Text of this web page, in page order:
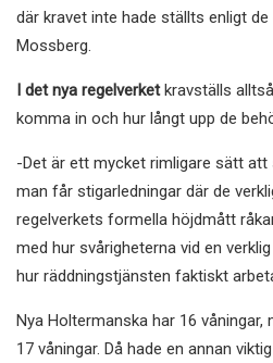
där kravet inte hade ställts enligt
Mossberg.
I det nya regelverketkravställs
komma in och hur långt upp de
-Det är ett mycket rimligare sätt att
man får stigarledningar där de
regelverkets formella höjdmått
med hur svårigheterna vid en
hur räddningstjänsten faktiskt
Nya Holtermanska har 16
17 våningar. Då hade en annan